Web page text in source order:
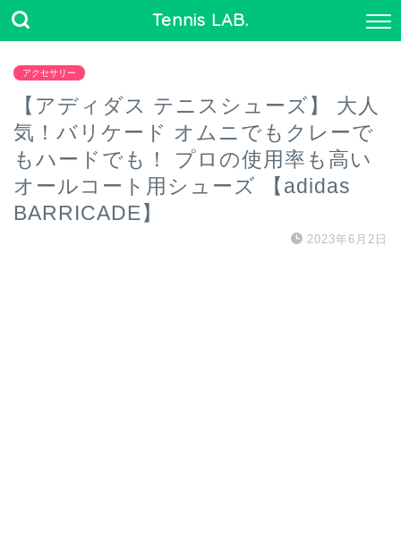
Tennis LAB.
アクセサリー
【アディダス テニスシューズ】 大人
気！バリケード オムニでもクレーで
もハードでも！ プロの使用率も高い
オールコート用シューズ 【adidas
BARRICADE】
2023年6月2日